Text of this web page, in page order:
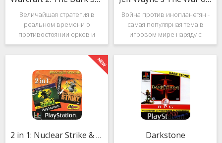
Величайшая стратегия в
реальном времени о
противостоянии орков и
людей. Warcraft 2: The Dark
Saga рассказывает
классическую историю, в
которой идёт битва за
королевство Азерот в мире
Средневековья с
Война против инопланетян -
самая популярная тема в
игровом мире наряду с
войнами против
террористов и зомби. Здесь
народы объединяются в
борьбе с врагом, Земля
рушится, но
2 in 1: Nuclear Strike & Soviet Strike Darkstone